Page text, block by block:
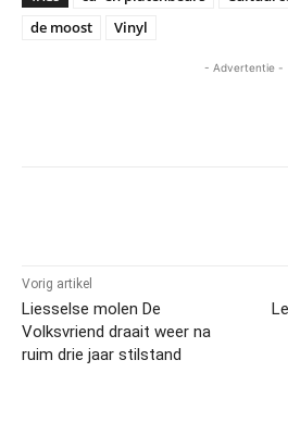
de moost
Vinyl
- Advertentie -
Vorig artikel
Liesselse molen De
Volksvriend draait weer na
ruim drie jaar stilstand